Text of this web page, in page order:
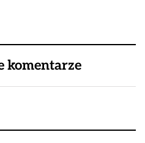
komentarze